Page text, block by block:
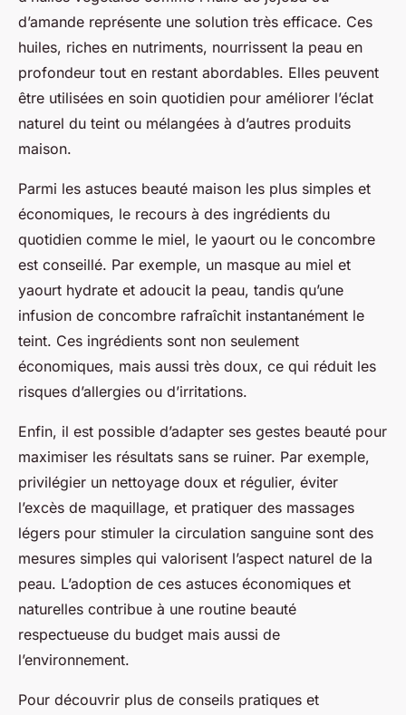
d’amande représente une solution très efficace. Ces
huiles, riches en nutriments, nourrissent la peau en
profondeur tout en restant abordables. Elles peuvent
être utilisées en soin quotidien pour améliorer l’éclat
naturel du teint ou mélangées à d’autres produits
maison.
Parmi les astuces beauté maison les plus simples et
économiques, le recours à des ingrédients du
quotidien comme le miel, le yaourt ou le concombre
est conseillé. Par exemple, un masque au miel et
yaourt hydrate et adoucit la peau, tandis qu’une
infusion de concombre rafraîchit instantanément le
teint. Ces ingrédients sont non seulement
économiques, mais aussi très doux, ce qui réduit les
risques d’allergies ou d’irritations.
Enfin, il est possible d’adapter ses gestes beauté pour
maximiser les résultats sans se ruiner. Par exemple,
privilégier un nettoyage doux et régulier, éviter
l’excès de maquillage, et pratiquer des massages
légers pour stimuler la circulation sanguine sont des
mesures simples qui valorisent l’aspect naturel de la
peau. L’adoption de ces astuces économiques et
naturelles contribue à une routine beauté
respectueuse du budget mais aussi de
l’environnement.
Pour découvrir plus de conseils pratiques et